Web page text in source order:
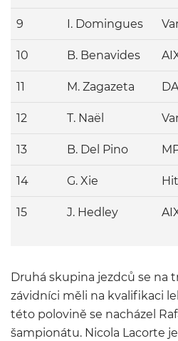
9 I. Domingues
10 B. Benavides
11 M. Zagazeta
12 T. Naël
13 B. Del Pino
14 G. Xie
15 J. Hedley
Druhá skupina jezdců se na
závidníci měli na kvalifikaci
této polovině se nacházel
šampionátu. Nicola Lacorte